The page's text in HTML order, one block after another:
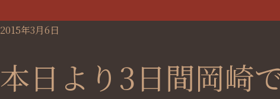
2015年3月6日
本日より3日間岡崎